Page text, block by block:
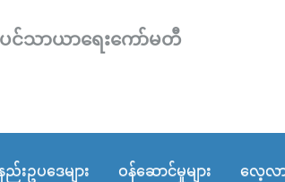
င်သာယာရေးကော်မတီ
ည်းဥပဒေများ ဝန်ဆောင်မှုများ လေ့လ